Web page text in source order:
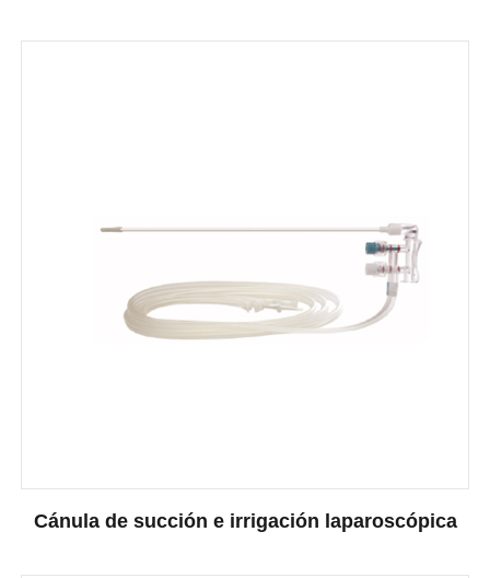
Cánula de succión e irrigación laparoscópica